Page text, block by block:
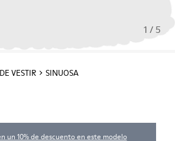
1 / 5
VESTIR SINUOSA
un 10% de descuento en este modelo